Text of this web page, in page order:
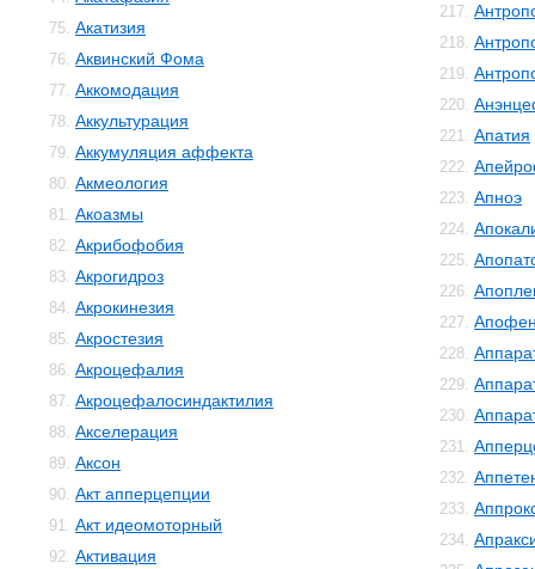
75. Акатизия
76. Аквинский Фома
77. Аккомодация
78. Аккультурация
79. Аккумуляция аффекта
80. Акмеология
81. Акоазмы
82. Акрибофобия
83. Акрогидроз
84. Акрокинезия
85. Акростезия
86. Акроцефалия
87. Акроцефалосиндактилия
88. Акселерация
89. Аксон
90. Акт апперцепции
91. Акт идеомоторный
92. Активация
217.
218.
219.
220.
221. Апатия
222.
223. Апноэ
224.
225.
226.
227.
228.
229.
230.
231.
232.
233.
234.